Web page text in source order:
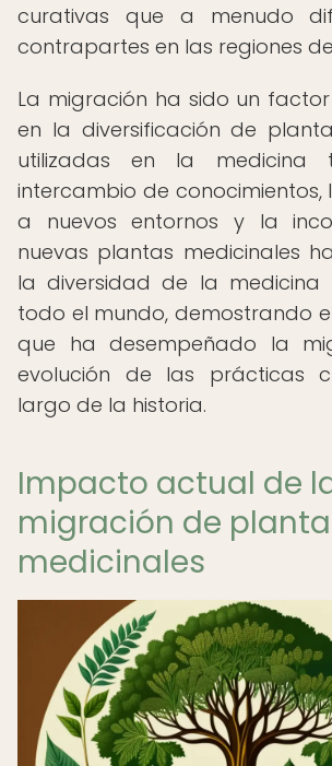
curativas que a menudo
contrapartes en las regiones
La migración ha sido un
en la diversificación de
utilizadas en la medicina
intercambio de
a nuevos entornos y la
nuevas plantas medicinales
la diversidad de la medicina
todo el mundo, demostrando
que ha desempeñado la
evolución de las prácticas
largo de la historia.
Impacto actual de
migración de
medicinales